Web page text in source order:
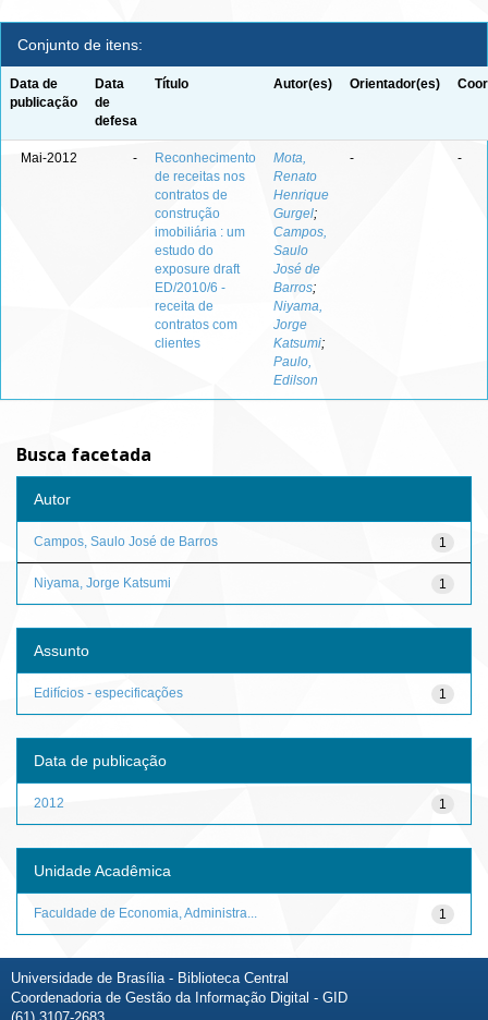
Conjunto de itens:
Data de
publicação
Data
de
defesa
Título Autor(es) Orientador(es)
Mai-2012 -
Reconhecimento
de receitas nos
contratos de
construção
imobiliária : um
estudo do
exposure draft
ED/2010/6 -
receita de
contratos com
clientes
Mota,
Renato
Henrique
Gurgel;
Campos,
Saulo
José de
Barros;
Niyama,
Jorge
Katsumi;
Paulo,
Edilson
- -
Busca facetada
Autor
1
Campos, Saulo José de Barros
1
Niyama, Jorge Katsumi
Assunto
1
Edifícios - especificações
Data de publicação
1
2012
Unidade Acadêmica
1
Faculdade de Economia, Administra...
Universidade de Brasília - Biblioteca Central
Coordenadoria de Gestão da Informação Digital - GID
(61) 3107-2683